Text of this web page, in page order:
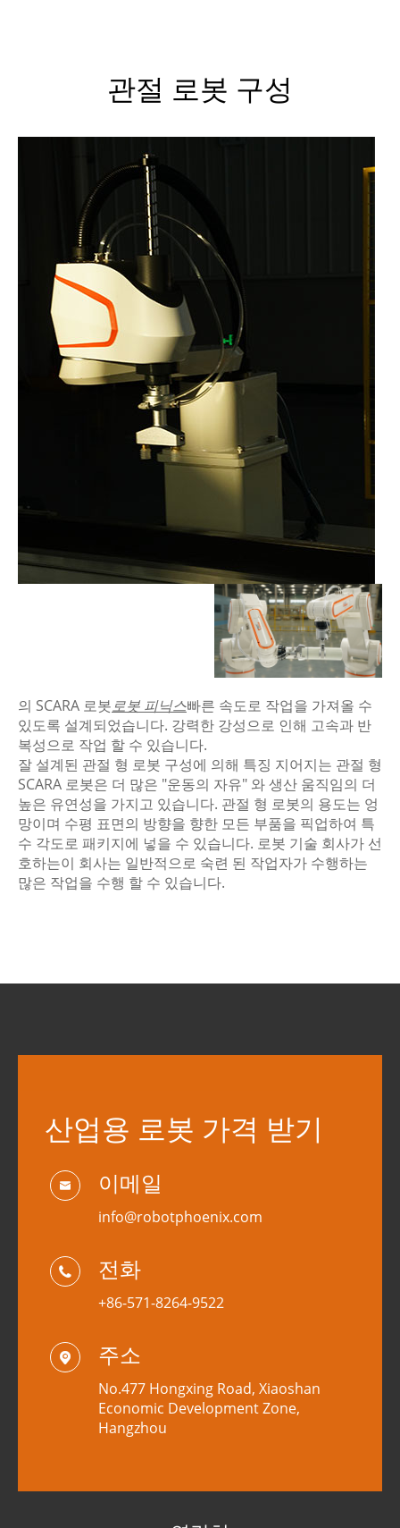
관절 로봇 구성
의 SCARA 로봇로봇 피닉스빠른 속도로 작업을 가져올 수
있도록 설계되었습니다. 강력한 강성으로 인해 고속과 반
복성으로 작업 할 수 있습니다.
잘 설계된 관절 형 로봇 구성에 의해 특징 지어지는 관절 형
SCARA 로봇은 더 많은 "운동의 자유" 와 생산 움직임의 더
높은 유연성을 가지고 있습니다. 관절 형 로봇의 용도는 엉
망이며 수평 표면의 방향을 향한 모든 부품을 픽업하여 특
수 각도로 패키지에 넣을 수 있습니다. 로봇 기술 회사가 선
호하는이 회사는 일반적으로 숙련 된 작업자가 수행하는
많은 작업을 수행 할 수 있습니다.
산업용 로봇 가격 받기
 이메일
info@robotphoenix.com
 전화
+86-571-8264-9522
 주소
No.477 Hongxing Road, Xiaoshan
Economic Development Zone,
Hangzhou